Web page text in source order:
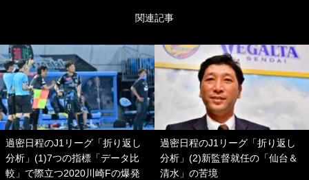
関連記事
過密日程のJ1リーグ「折り返し
分析」(1)7つの指標「データ比
較」で際立つ2020川崎Fの爆発
過密日程のJ1リーグ「折り返し
分析」(2)新監督就任の「仙台＆
清水」の苦境